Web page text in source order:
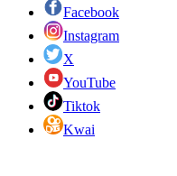
Facebook
Instagram
X
YouTube
Tiktok
Kwai